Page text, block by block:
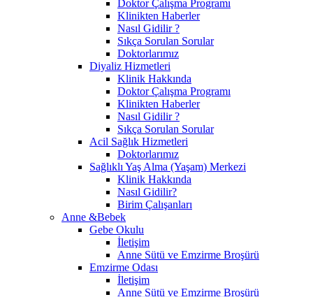
Doktor Çalışma Programı
Klinikten Haberler
Nasıl Gidilir ?
Sıkça Sorulan Sorular
Doktorlarımız
Diyaliz Hizmetleri
Klinik Hakkında
Doktor Çalışma Programı
Klinikten Haberler
Nasıl Gidilir ?
Sıkça Sorulan Sorular
Acil Sağlık Hizmetleri
Doktorlarımız
Sağlıklı Yaş Alma (Yaşam) Merkezi
Klinik Hakkında
Nasıl Gidilir?
Birim Çalışanları
Anne &Bebek
Gebe Okulu
İletişim
Anne Sütü ve Emzirme Broşürü
Emzirme Odası
İletişim
Anne Sütü ve Emzirme Broşürü